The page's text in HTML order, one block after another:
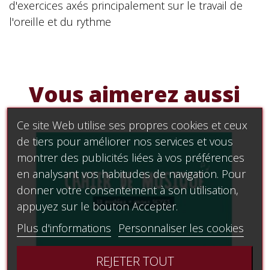
d'exercices axés principalement sur le travail de
l'oreille et du rythme
Vous aimerez aussi
Ce site Web utilise ses propres cookies et ceux
de tiers pour améliorer nos services et vous
montrer des publicités liées à vos préférences
en analysant vos habitudes de navigation. Pour
donner votre consentement à son utilisation,
appuyez sur le bouton Accepter.
Plus d'informations
Personnaliser les cookies
REJETER TOUT